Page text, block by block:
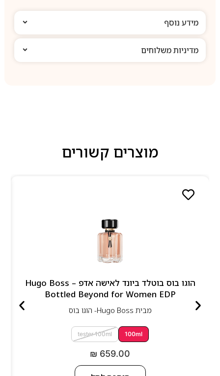
מידע נוסף
מדיניות משלוחים
מוצרים קשורים
הוגו בוס בוטלד ביונד לאישה אדפ – Hugo Boss
Bottled Beyond for Women EDP
מבית Hugo Boss- הוגו בוס
100ml
tester 100ml
₪ 659.00